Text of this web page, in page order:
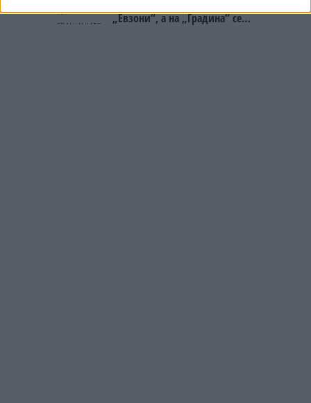
„Евзони“, а на „Градина“ се